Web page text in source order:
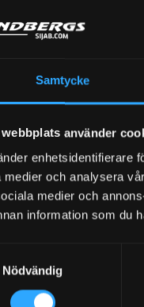
Samtycke
webbplats använder
enhetsidentifierare
medier och analysera
medier och
information som du
Nödvändig
Så väljer
Välj
applikationen
Fördelar
• Gott
goda EP-
Uppfyller
Godkänd
Teknisk